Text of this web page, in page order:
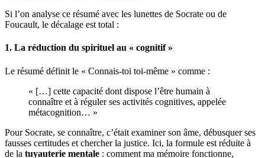
Si l’on analyse ce résumé avec les lunettes de Socrate ou de
Foucault, le décalage est total :
1. La réduction du spirituel au « cognitif »
Le résumé définit le « Connais-toi toi-même » comme :
« […] cette capacité dont dispose l’être humain à
connaître et à réguler ses activités cognitives, appelée
métacognition… »
Pour Socrate, se connaître, c’était examiner son âme, débusquer ses
fausses certitudes et chercher la justice. Ici, la formule est réduite à
de la tuyauterie mentale : comment ma mémoire fonctionne,